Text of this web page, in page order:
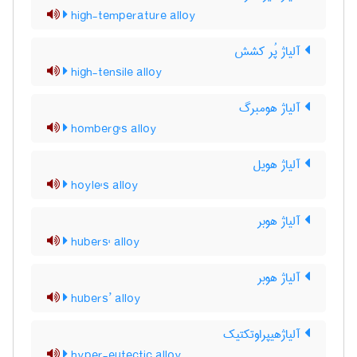
high-temperature alloy
آلیاژ پُر کشش
high-tensile alloy
آلیاژ هومبرگ
homberg's alloy
آلیاژ هویل
hoyle's alloy
آلیاژ هوبر
hubers' alloy
آلیاژ هوبر
hubers’ alloy
آلیاژهیپراوتکتیک